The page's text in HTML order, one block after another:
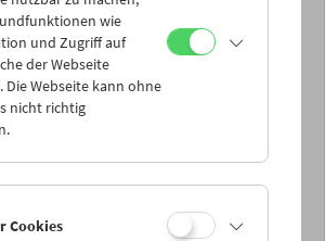
Fleischmann
wie
und Zugriff auf
der Webseite
Die Webseite kann ohne
nicht richtig
Cookies